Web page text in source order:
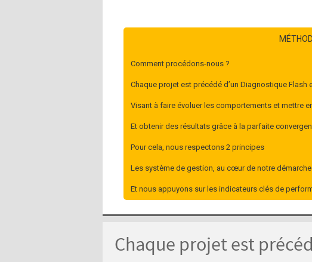
Comment procédons-nous ?
Chaque projet est précédé d’un Diagnostique Flash
Visant à faire évoluer les comportements et mettre
Et obtenir des résultats grâce à la parfaite
Pour cela, nous respectons 2 principes
Les système de gestion, au cœur de notre
Et nous appuyons sur les indicateurs clés de
Chaque projet est